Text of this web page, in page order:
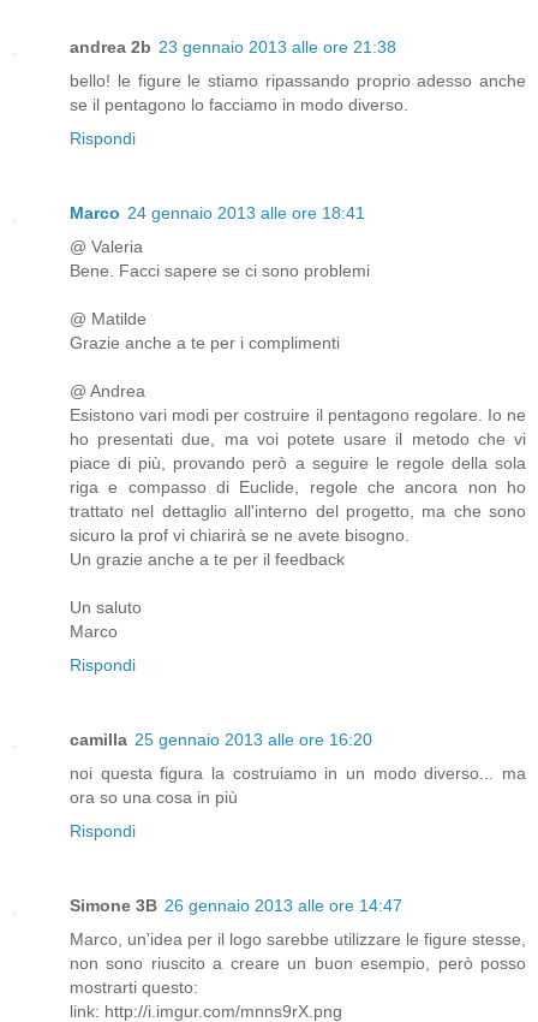
andrea 2b 23 gennaio 2013 alle ore 21:38
bello! le figure le stiamo ripassando proprio adesso anche
se il pentagono lo facciamo in modo diverso.
Rispondi
Marco 24 gennaio 2013 alle ore 18:41
@ Valeria
Bene. Facci sapere se ci sono problemi
@ Matilde
Grazie anche a te per i complimenti
@ Andrea
Esistono vari modi per costruire il pentagono regolare. Io ne
ho presentati due, ma voi potete usare il metodo che vi
piace di più, provando però a seguire le regole della sola
riga e compasso di Euclide, regole che ancora non ho
trattato nel dettaglio all'interno del progetto, ma che sono
sicuro la prof vi chiarirà se ne avete bisogno.
Un grazie anche a te per il feedback
Un saluto
Marco
Rispondi
camilla 25 gennaio 2013 alle ore 16:20
noi questa figura la costruiamo in un modo diverso... ma
ora so una cosa in più
Rispondi
Simone 3B 26 gennaio 2013 alle ore 14:47
Marco, un'idea per il logo sarebbe utilizzare le figure stesse,
non sono riuscito a creare un buon esempio, però posso
mostrarti questo:
link: http://i.imgur.com/mnns9rX.png